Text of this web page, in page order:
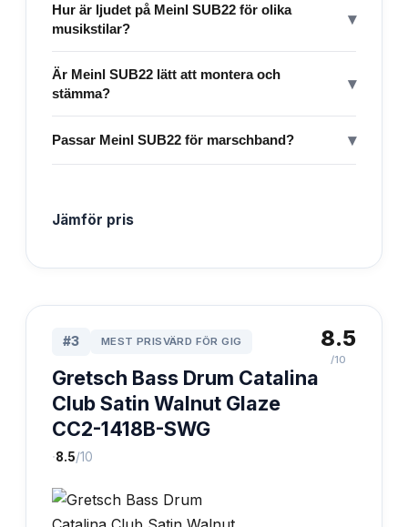
Hur är ljudet på Meinl SUB22 för olika
musikstilar?
▾
Är Meinl SUB22 lätt att montera och
stämma?
▾
Passar Meinl SUB22 för marschband? ▾
Jämför pris
#3 MEST PRISVÄRD FÖR GIG
Gretsch Bass Drum Catalina
Club Satin Walnut Glaze
CC2-1418B-SWG
·8.5/10
8.5
/10